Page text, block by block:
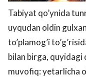
Tabiyat qo’ynida
uyqudan oldin
to’plamog’i
bilan birga, quyidagi
muvofiq: yetarlicha